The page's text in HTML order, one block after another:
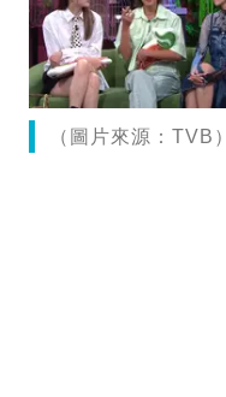
（圖片來源：TVB）